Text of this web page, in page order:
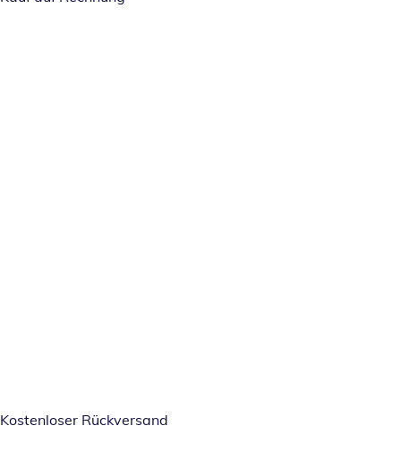
Kostenloser Rückversand